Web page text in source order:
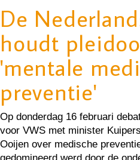
De
houdt
'mentale
preventie'
Op donderdag 16 februari
voor VWS met minister
Ooijen over medische